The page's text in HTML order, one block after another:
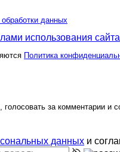
данных
использования сайта
Политика
за комментарии и
данных и